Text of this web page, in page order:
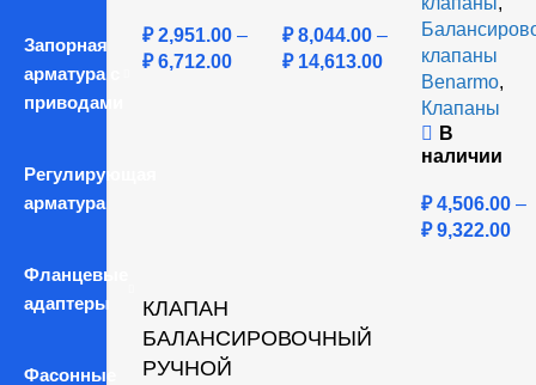
Запорная
арматура с
приводами
Регулирующая
арматура
Фланцевые
адаптеры
Фасонные
₽2,951.00 –
₽6,712.00
₽8,044.00 –
₽14,613.00
клапаны
Benarmo,
Клапаны
В
наличии
₽4,506.00 –
₽9,322.00
КЛАПАН
БАЛАНСИРОВОЧНЫЙ
РУЧНОЙ